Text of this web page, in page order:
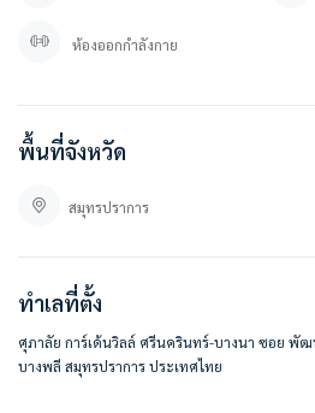
===============
คุณภัทร 0 9 3 – 5 4 6 2 9 7 9
Line OA. : @besthome (ใส่ @ ข้างหน้าด้วยนะคะ)
besthomecondocenter.com/contact-us/
บริษัท เบสท์โฮมคอนโด จำกัด
บริการรับฝากขาย/เช่า บ้าน คอนโด
ที่ตั้ง :
ศุภาลัย การ์เด้นวิลล์ ศรีนครินทร์-บางนา
29 ซอย พัฒนาชุมชน 1 ตำบล บางแก้ว อำเภอบา
ห้องออกกำลังกาย
พื้นที่จังหวัด
สมุทรปราการ
ทำเลที่ตั้ง
ศุภาลัย การ์เด้นวิลล์ ศรีนครินทร์-บางนา ซอย พั
บางพลี สมุทรปราการ ประเทศไทย